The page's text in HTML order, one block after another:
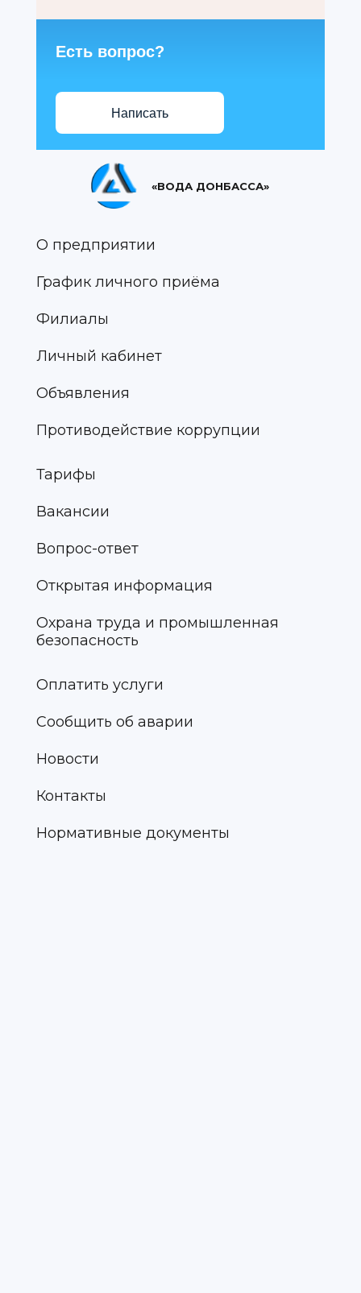
Есть вопрос?
Написать
«ВОДА ДОНБАССА»
О предприятии
График личного приёма
Филиалы
Личный кабинет
Объявления
Противодействие коррупции
Тарифы
Вакансии
Вопрос-ответ
Открытая информация
Охрана труда и промышленная
безопасность
Оплатить услуги
Сообщить об аварии
Новости
Контакты
Нормативные документы